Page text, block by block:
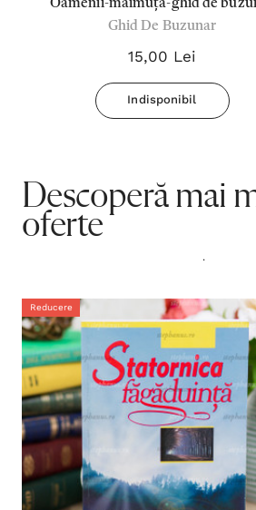
Oamenii-maimuță-ghid de
Ghid De Buzunar
15,00 Lei
Indisponibil
Descoperă mai
oferte
.
Reducere